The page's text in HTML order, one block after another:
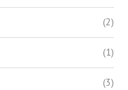
(2)
(1)
(3)